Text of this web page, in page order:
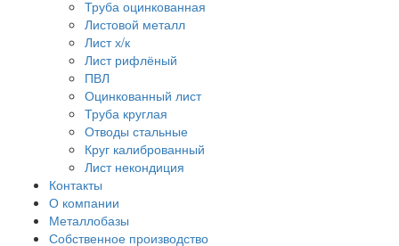
Труба оцинкованная
Листовой металл
Лист х/к
Лист рифлёный
ПВЛ
Оцинкованный лист
Труба круглая
Отводы стальные
Круг калиброванный
Лист некондиция
Контакты
О компании
Металлобазы
Собственное производство